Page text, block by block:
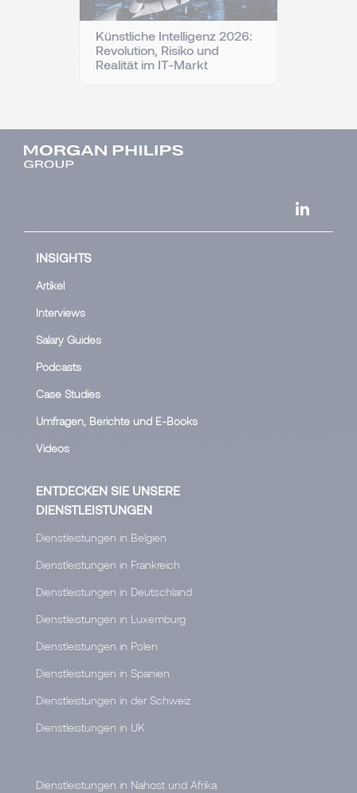
Künstliche Intelligenz 2026:
Revolution, Risiko und
Realität im IT-Markt
INSIGHTS
Artikel
Interviews
Salary Guides
Podcasts
Case Studies
Umfragen, Berichte und E-Books
Videos
ENTDECKEN SIE UNSERE
DIENSTLEISTUNGEN
Dienstleistungen in Belgien
Dienstleistungen in Frankreich
Dienstleistungen in Deutschland
Dienstleistungen in Luxemburg
Dienstleistungen in Polen
Dienstleistungen in Spanien
Dienstleistungen in der Schweiz
Dienstleistungen in UK
Dienstleistungen in Nahost und Afrika